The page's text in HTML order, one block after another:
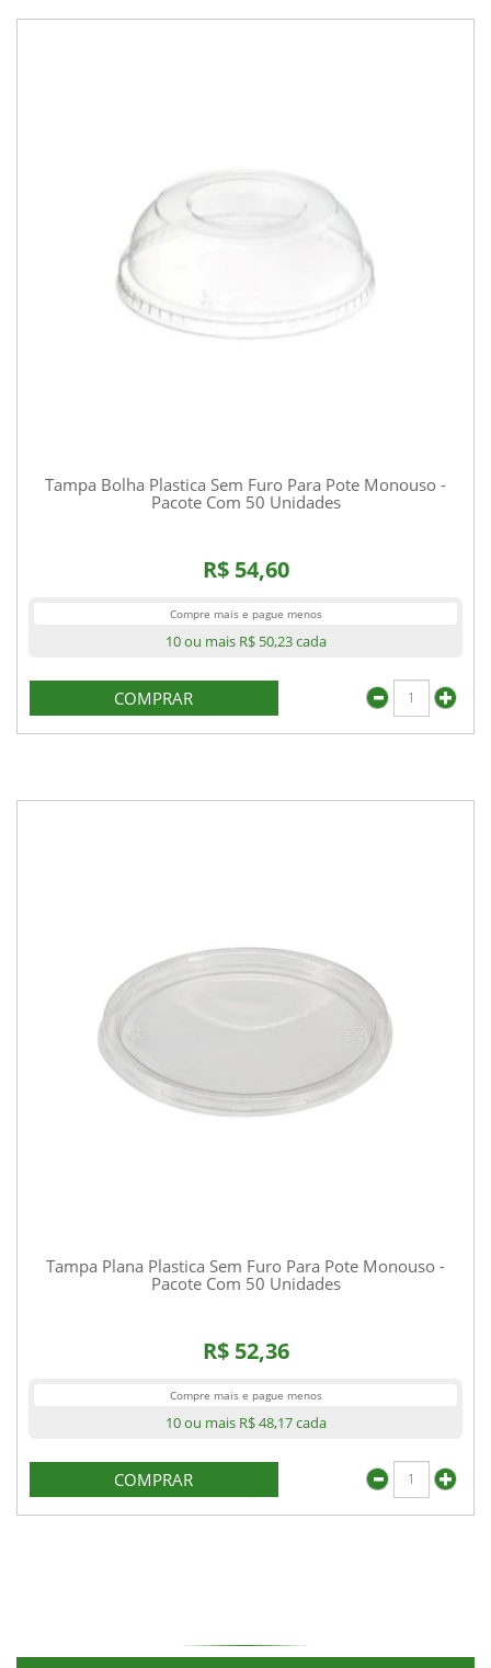
Tampa Bolha Plastica Sem Furo Para Pote Monouso -
Pacote Com 50 Unidades
R$ 54,60
Compre mais e pague menos
10 ou mais R$ 50,23cada
COMPRAR
Tampa Plana Plastica Sem Furo Para Pote Monouso -
Pacote Com 50 Unidades
R$ 52,36
Compre mais e pague menos
10 ou mais R$ 48,17cada
COMPRAR